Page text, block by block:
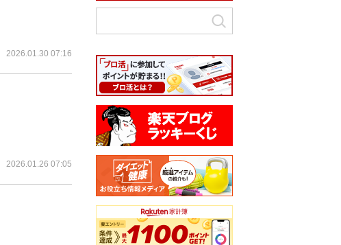
2026.01.30 07:16
2026.01.26 07:05